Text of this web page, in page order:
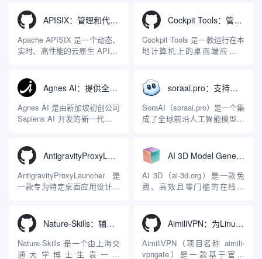
APISIX：管理和代理API及大模型流量的高性能网关
Apache APISIX 是一个动态、
实时、高性能的云原生 API 网
LuaJIT 构建，并在 2019 年作
为顶级开源项目捐赠给
Apache 软件基金会。APISIX
彻底摒...
Cockpit Tools：管理多个AI编程IDE账号与配置多开独立实例的本地桌面应用
Cockpit Tools 是一款运行在本
地计算机上的桌面端应用程
程助手的账号与运行环境而设
计。它目前支持包括
Antigravity IDE、Codex、
GitHub Copilo...
Agnes AI：提供全模态模型免费API、支持图文视频生成与复杂工程执行的智能体平台
Agnes AI 是由新加坡初创公司
Sapiens AI 开发的新一代多模
限制，提供集文本、图像、视
频生成于一体的“全模态”大模
型能力。平台的核心产品矩阵
包括主打自动化工作流的
soraai.pro：支持多模型文字转视频和图像生成的在线创作工具
SoraAI（soraai.pro）是一个集
成了全球前沿人工智能模型的
者、营销人员及广大用户提供
一站式、开箱即用的视觉内容
生成解决方案。网站的核心优
势在于其强大的多模型聚合能
AntigravityProxyLauncher：免TUN全局代理使用Antigravity IDE
AntigravityProxyLauncher 是
一款专为特定桌面应用设计的
Windows 平台。当用户使用桌
面版 Gemini 客户端或
Antigravity IDE ...
AI 3D Model Generator：通过文本和图像快速生成3D模型的在线工具
AI 3D（ai-3d.org）是一款免
费、高效且零门槛的在线AI
动Seed 3D两大行业领先的AI
模型架构，致力于帮助用户无
需掌握复杂的3D拓扑知识或昂
贵的专业软件，即可在...
Nature-Skills：辅助撰写学术论文和绘制科研图表的智能体插件
Nature-Skills 是一个由上海交
通大学博士生袁一哲
AimiliVPN：为Linux提供纯净出站家庭IP的VPN代理网关
AimiliVPN（项目名称 aimili-
vpngate）是一款基于官方